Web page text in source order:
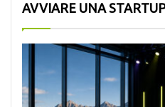
AVVIARE UNA STARTUP